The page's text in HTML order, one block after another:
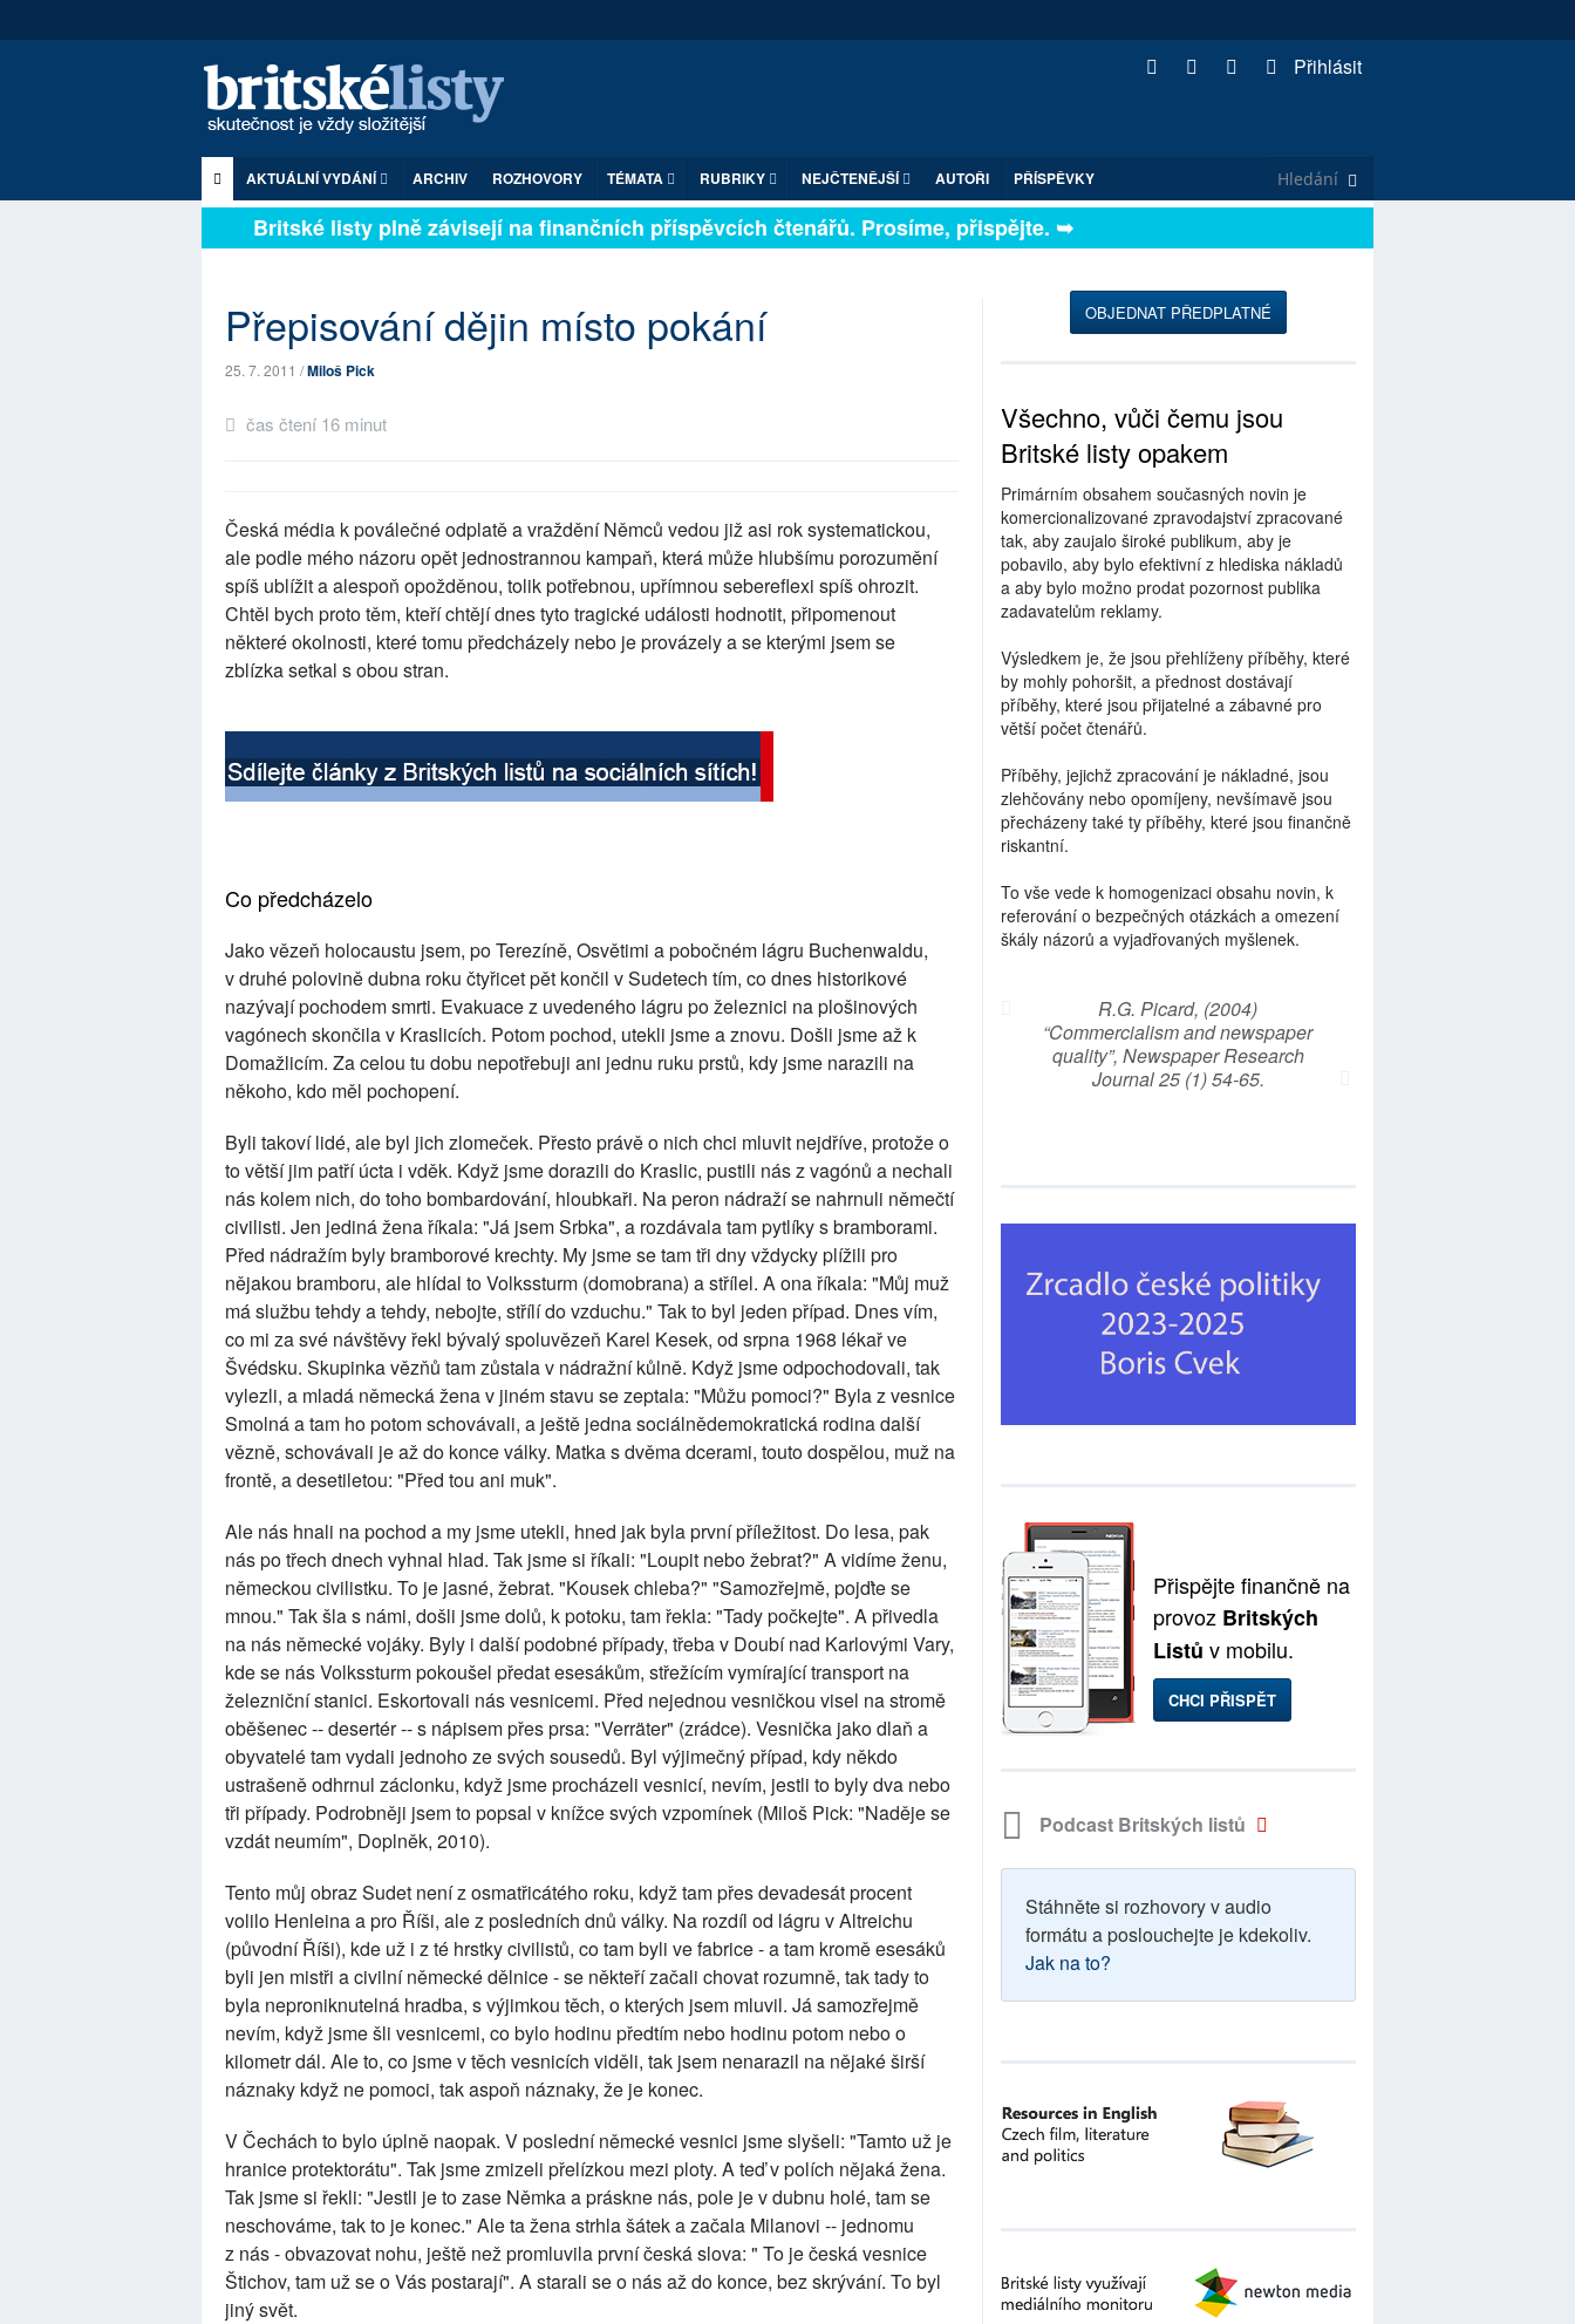
Přihlásit
AKTUÁLNÍ VYDÁNÍ ARCHIV ROZHOVORY TÉMATA RUBRIKY NEJČTENĚJŠÍ AUTOŘI PŘÍSPĚVKY
Britské listy plně závisejí na finančních příspěvcích čtenářů. Prosíme, přispějte. ➥
Přepisování dějin místo pokání
25. 7. 2011 /Miloš Pick
čas čtení 16 minut
Česká média k poválečné odplatě a vraždění Němců vedou již asi rok systematickou,
ale podle mého názoru opět jednostrannou kampaň, která může hlubšímu porozumění
spíš ublížit a alespoň opožděnou, tolik potřebnou, upřímnou sebereflexi spíš ohrozit.
Chtěl bych proto těm, kteří chtějí dnes tyto tragické události hodnotit, připomenout
některé okolnosti, které tomu předcházely nebo je provázely a se kterými jsem se
zblízka setkal s obou stran.
Co předcházelo
Jako vězeň holocaustu jsem, po Terezíně, Osvětimi a pobočném lágru Buchenwaldu,
v druhé polovině dubna roku čtyřicet pět končil v Sudetech tím, co dnes historikové
nazývají pochodem smrti. Evakuace z uvedeného lágru po železnici na plošinových
vagónech skončila v Kraslicích. Potom pochod, utekli jsme a znovu. Došli jsme až k
Domažlicím. Za celou tu dobu nepotřebuji ani jednu ruku prstů, kdy jsme narazili na
někoho, kdo měl pochopení.
Byli takoví lidé, ale byl jich zlomeček. Přesto právě o nich chci mluvit nejdříve, protože o
to větší jim patří úcta i vděk. Když jsme dorazili do Kraslic, pustili nás z vagónů a nechali
nás kolem nich, do toho bombardování, hloubkaři. Na peron nádraží se nahrnuli němečtí
civilisti. Jen jediná žena říkala: "Já jsem Srbka", a rozdávala tam pytlíky s bramborami.
Před nádražím byly bramborové krechty. My jsme se tam tři dny vždycky plížili pro
nějakou bramboru, ale hlídal to Volkssturm (domobrana) a střílel. A ona říkala: "Můj muž
má službu tehdy a tehdy, nebojte, střílí do vzduchu." Tak to byl jeden případ. Dnes vím,
co mi za své návštěvy řekl bývalý spoluvězeň Karel Kesek, od srpna 1968 lékař ve
Švédsku. Skupinka vězňů tam zůstala v nádražní kůlně. Když jsme odpochodovali, tak
vylezli, a mladá německá žena v jiném stavu se zeptala: "Můžu pomoci?" Byla z vesnice
Smolná a tam ho potom schovávali, a ještě jedna sociálnědemokratická rodina další
vězně, schovávali je až do konce války. Matka s dvěma dcerami, touto dospělou, muž na
frontě, a desetiletou: "Před tou ani muk".
Ale nás hnali na pochod a my jsme utekli, hned jak byla první příležitost. Do lesa, pak
nás po třech dnech vyhnal hlad. Tak jsme si říkali: "Loupit nebo žebrat?" A vidíme ženu,
německou civilistku. To je jasné, žebrat. "Kousek chleba?" "Samozřejmě, pojďte se
mnou." Tak šla s námi, došli jsme dolů, k potoku, tam řekla: "Tady počkejte". A přivedla
na nás německé vojáky. Byly i další podobné případy, třeba v Doubí nad Karlovými Vary,
kde se nás Volkssturm pokoušel předat esesákům, střežícím vymírající transport na
železniční stanici. Eskortovali nás vesnicemi. Před nejednou vesničkou visel na stromě
oběšenec -- desertér -- s nápisem přes prsa: "Verräter" (zrádce). Vesnička jako dlaň a
obyvatelé tam vydali jednoho ze svých sousedů. Byl výjimečný případ, kdy někdo
ustrašeně odhrnul záclonku, když jsme procházeli vesnicí, nevím, jestli to byly dva nebo
tři případy. Podrobněji jsem to popsal v knížce svých vzpomínek (Miloš Pick: "Naděje se
vzdát neumím", Doplněk, 2010).
Tento můj obraz Sudet není z osmatřicátého roku, když tam přes devadesát procent
volilo Henleina a pro Říši, ale z posledních dnů války. Na rozdíl od lágru v Altreichu
(původní Říši), kde už i z té hrstky civilistů, co tam byli ve fabrice - a tam kromě esesáků
byli jen mistři a civilní německé dělnice - se někteří začali chovat rozumně, tak tady to
byla neproniknutelná hradba, s výjimkou těch, o kterých jsem mluvil. Já samozřejmě
nevím, když jsme šli vesnicemi, co bylo hodinu předtím nebo hodinu potom nebo o
kilometr dál. Ale to, co jsme v těch vesnicích viděli, tak jsem nenarazil na nějaké širší
náznaky když ne pomoci, tak aspoň náznaky, že je konec.
V Čechách to bylo úplně naopak. V poslední německé vesnici jsme slyšeli: "Tamto už je
hranice protektorátu". Tak jsme zmizeli přelízkou mezi ploty. A teď v polích nějaká žena.
Tak jsme si řekli: "Jestli je to zase Němka a práskne nás, pole je v dubnu holé, tam se
neschováme, tak to je konec." Ale ta žena strhla šátek a začala Milanovi -- jednomu
z nás - obvazovat nohu, ještě než promluvila první česká slova: " To je česká vesnice
Štichov, tam už se o Vás postarají". A starali se o nás až do konce, bez skrývání. To byl
jiný svět.
OBJEDNAT PŘEDPLATNÉ
Všechno, vůči čemu jsou
Britské listy opakem
Primárním obsahem současných novin je
komercionalizované zpravodajství zpracované
tak, aby zaujalo široké publikum, aby je
pobavilo, aby bylo efektivní z hlediska nákladů
a aby bylo možno prodat pozornost publika
zadavatelům reklamy.
Výsledkem je, že jsou přehlíženy příběhy, které
by mohly pohoršit, a přednost dostávají
příběhy, které jsou přijatelné a zábavné pro
větší počet čtenářů.
Příběhy, jejichž zpracování je nákladné, jsou
zlehčovány nebo opomíjeny, nevšímavě jsou
přecházeny také ty příběhy, které jsou finančně
riskantní.
To vše vede k homogenizaci obsahu novin, k
referování o bezpečných otázkách a omezení
škály názorů a vyjadřovaných myšlenek.
R.G. Picard, (2004)
“Commercialism and newspaper
quality”, Newspaper Research
Journal 25 (1) 54-65.
Přispějte finančně na
provoz Britských
Listů v mobilu.
CHCI PŘISPĚT
Podcast Britských listů
Stáhněte si rozhovory v audio
formátu a poslouchejte je kdekoliv.
Jak na to?